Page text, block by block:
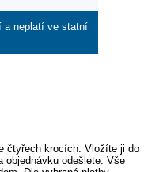
a neplatí ve statní
čtyřech krocích. Vložíte ji do
objednávku odešlete. Vše